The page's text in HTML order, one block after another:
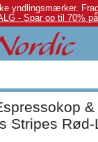
yndlingsmærker.
- Spar op til 70%
Stripes